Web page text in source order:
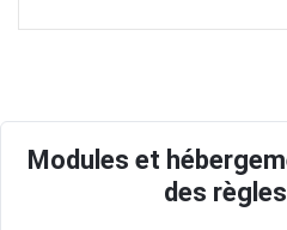
Modules et
des